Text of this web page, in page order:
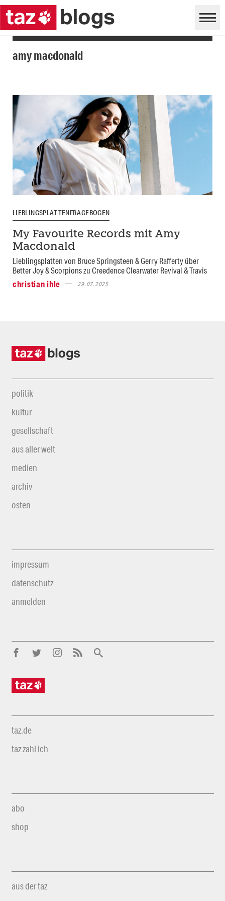
amy macdonald
LIEBLINGSPLATTENFRAGEBOGEN
My Favourite Records mit Amy
Macdonald
Lieblingsplatten von Bruce Springsteen & Gerry Rafferty über
Better Joy & Scorpions zu Creedence Clearwater Revival & Travis
christian ihle
29.07.2025
politik
kultur
gesellschaft
aus aller welt
medien
archiv
osten
impressum
datenschutz
anmelden
taz.de
taz zahl ich
abo
shop
aus der taz